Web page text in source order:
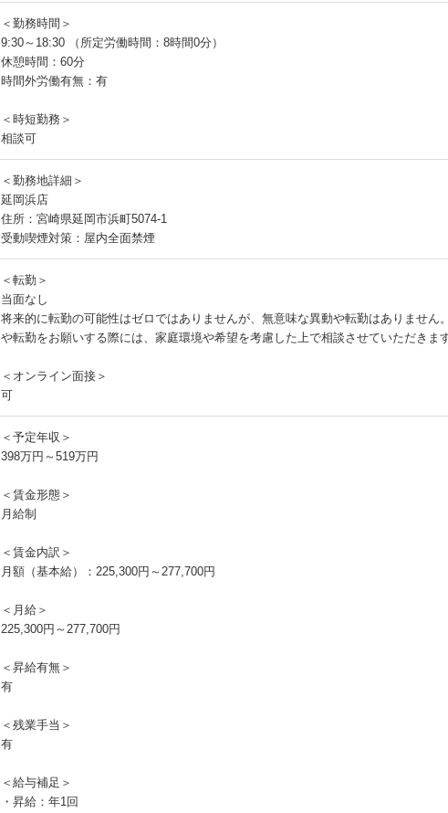
＜勤務時間＞
9:30～18:30 （所定労働時間：8時間0分）
休憩時間：60分
時間外労働有無：有
＜時短勤務＞
相談可
＜勤務地詳細＞
延岡浜店
住所：宮崎県延岡市浜町5074-1
受動喫煙対策：屋内全面禁煙
＜転勤＞
当面なし
将来的に転勤の可能性はゼロではありませんが、無意味な異動や転勤はありません
や転勤をお願いする際には、家庭環境や希望を考慮した上で相談させていただきます
＜オンライン面接＞
可
＜予定年収＞
398万円～519万円
＜賃金形態＞
月給制
＜賃金内訳＞
月額（基本給）：225,300円～277,700円
＜月給＞
225,300円～277,700円
＜昇給有無＞
有
＜残業手当＞
有
＜給与補足＞
・昇給：年1回